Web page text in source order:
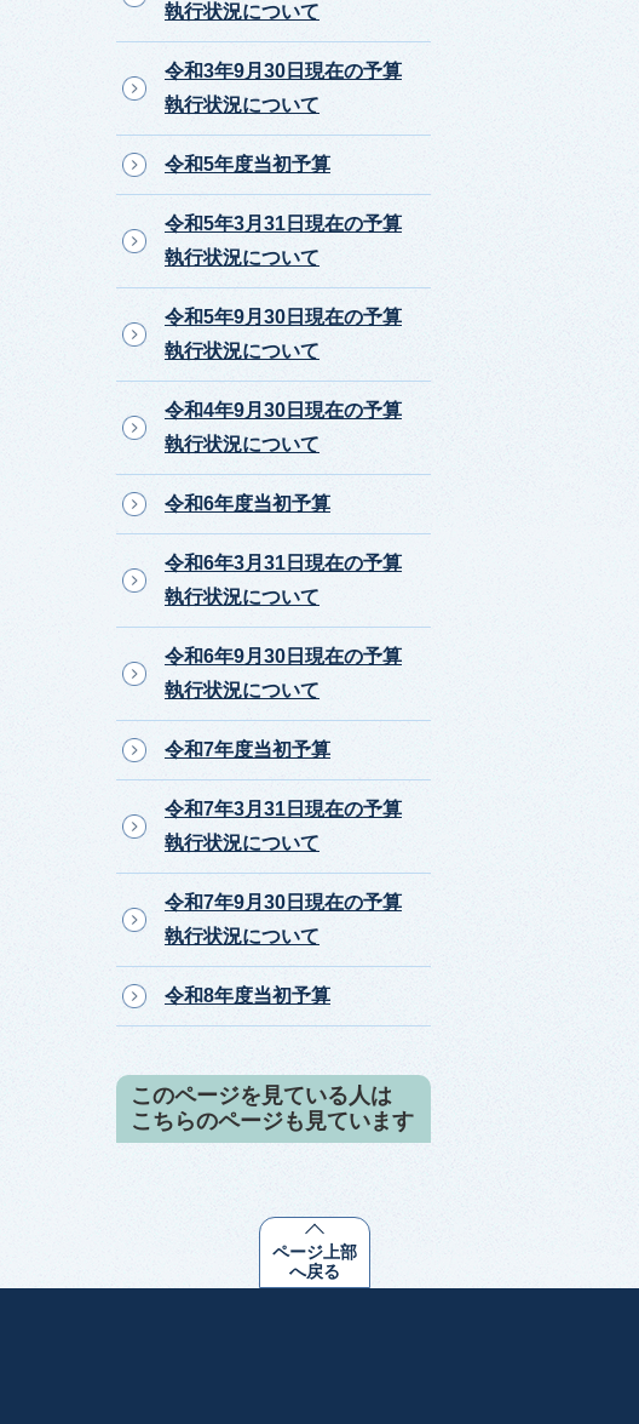
執行状況について
令和3年9月30日現在の予算
執行状況について
令和5年度当初予算
令和5年3月31日現在の予算
執行状況について
令和5年9月30日現在の予算
執行状況について
令和4年9月30日現在の予算
執行状況について
令和6年度当初予算
令和6年3月31日現在の予算
執行状況について
令和6年9月30日現在の予算
執行状況について
令和7年度当初予算
令和7年3月31日現在の予算
執行状況について
令和7年9月30日現在の予算
執行状況について
令和8年度当初予算
このページを見ている人は
こちらのページも見ています
ページ上部
へ戻る